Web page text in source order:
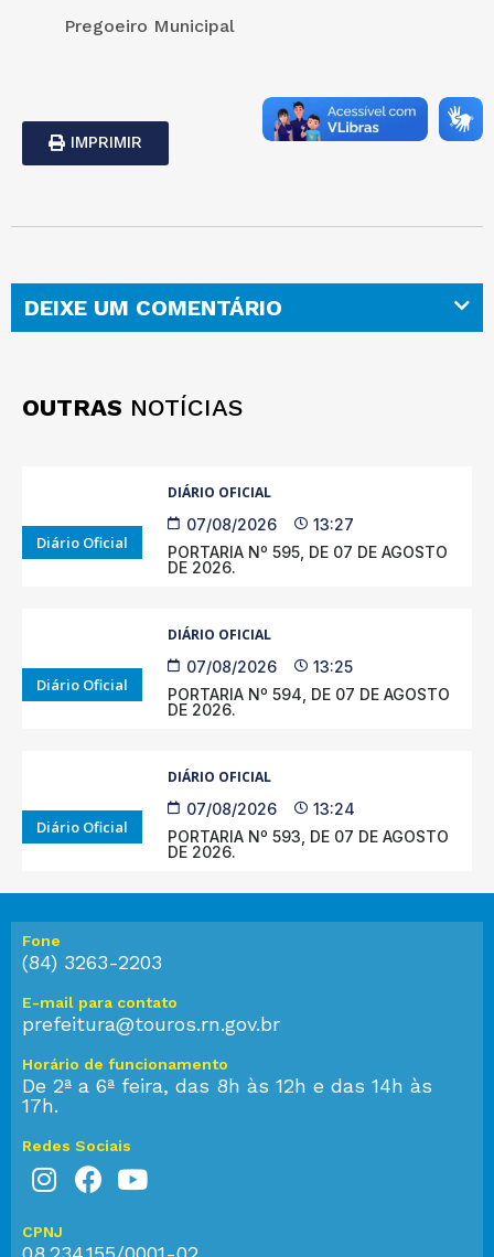
Pregoeiro Municipal
IMPRIMIR
DEIXE UM COMENTÁRIO
OUTRAS NOTÍCIAS
Diário Oficial
DIÁRIO OFICIAL
07/08/2026
13:27
PORTARIA Nº 595, DE 07 DE AGOSTO
DE 2026.
Diário Oficial
DIÁRIO OFICIAL
07/08/2026
13:25
PORTARIA Nº 594, DE 07 DE AGOSTO
DE 2026.
Diário Oficial
DIÁRIO OFICIAL
07/08/2026
13:24
PORTARIA Nº 593, DE 07 DE AGOSTO
DE 2026.
Fone
(84) 3263-2203
E-mail para contato
prefeitura@touros.rn.gov.br
Horário de funcionamento
De 2ª a 6ª feira, das 8h às 12h e das 14h às
17h.
Redes Sociais
CPNJ